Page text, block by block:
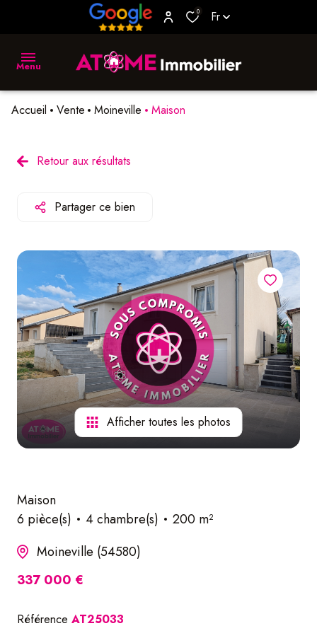
0 Fr
Menu
vente
L'agence
nos
services
Accueil Vente Moineville Maison
Retour aux résultats
Partager ce bien
Afficher toutes les photos
Maison
6 pièce(s)
4 chambre(s)
200 m²
Moineville (54580)
337 000 €
Référence AT25033